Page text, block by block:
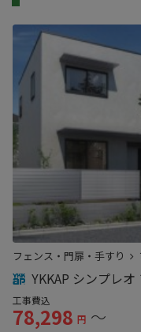
フェンス・門扉・手すり
YKKAP シンプレ
リット 高尺タイプ対応
工事費込
78,298 円 ～